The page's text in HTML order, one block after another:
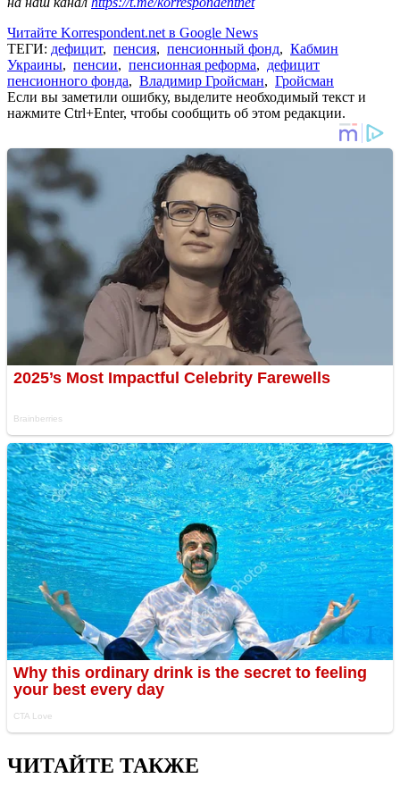
Читайте Korrespondent.net в Google News
ТЕГИ: дефицит, пенсия, пенсионный фонд, Кабмин
Украины, пенсии, пенсионная реформа, дефицит
пенсионного фонда, Владимир Гройсман, Гройсман
Если вы заметили ошибку, выделите необходимый текст и
нажмите Ctrl+Enter, чтобы сообщить об этом редакции.
ЧИТАЙТЕ ТАКЖЕ